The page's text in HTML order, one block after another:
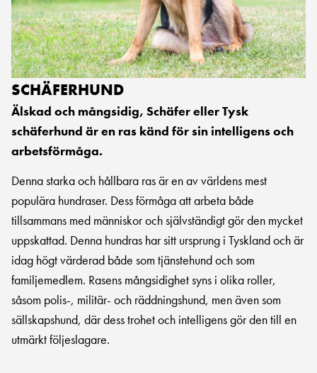
SCHÄFERHUND
Älskad och mångsidig, Schäfer eller Tysk
schäferhund är en ras känd för sin intelligens och
arbetsförmåga.
Denna starka och hållbara ras är en av världens mest
populära hundraser. Dess förmåga att arbeta både
tillsammans med människor och självständigt gör den mycket
uppskattad. Denna hundras har sitt ursprung i Tyskland och är
idag högt värderad både som tjänstehund och som
familjemedlem. Rasens mångsidighet syns i olika roller,
såsom polis-, militär- och räddningshund, men även som
sällskapshund, där dess trohet och intelligens gör den till en
utmärkt följeslagare.